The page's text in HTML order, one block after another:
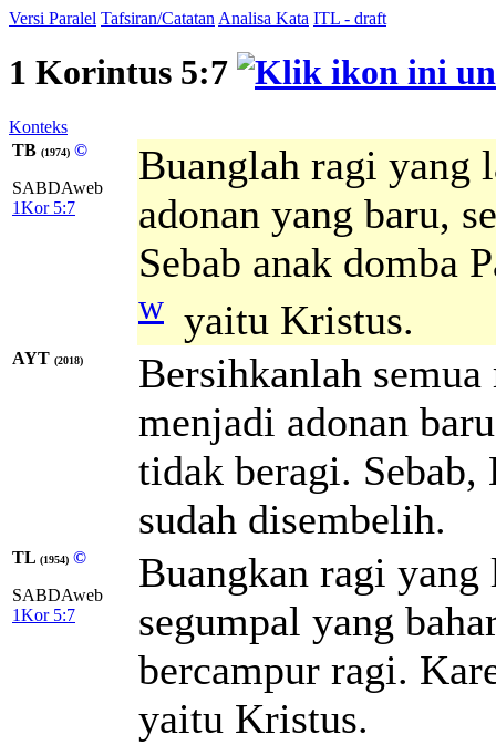
Versi Paralel Tafsiran/Catatan Analisa Kata ITL - draft
1 Korintus 5:7
Konteks
TB (1974) ©
SABDAweb
1Kor 5:7
Buanglah ragi yang
adonan yang baru,
Sebab anak domba
w yaitu Kristus.
AYT (2018)
Bersihkanlah
menjadi adonan
tidak beragi.
sudah disembelih.
TL (1954) ©
SABDAweb
1Kor 5:7
Buangkan ragi
segumpal yang
bercampur ragi.
yaitu Kristus.